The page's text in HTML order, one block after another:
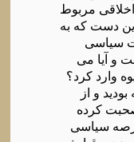
مربوط
دست که به
سیاسی
و آیا می
وارد کرد؟
و از
کرده
سیاسی